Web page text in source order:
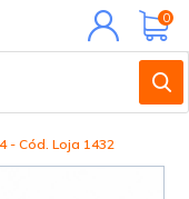
Minha
conta
0
- Cód. Loja 1432